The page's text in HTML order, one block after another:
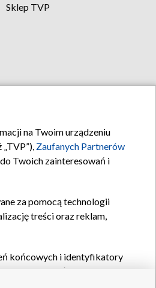
Sklep TVP
na Twoim urządzeniu
Zaufanych Partnerów
Twoich zainteresowań i
za pomocą technologii
treści oraz reklam,
końcowych i identyfikatory
oraz pozostałych
spersonalizowanych